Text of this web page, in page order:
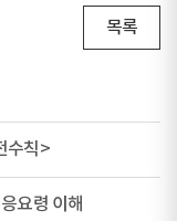
목록
수칙>
요령 이해